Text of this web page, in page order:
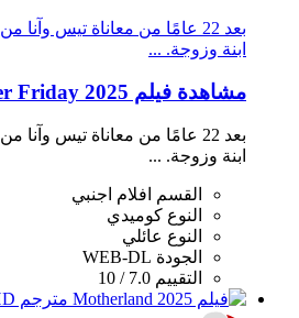
بعد 22 عامًا من معاناة تيس
ابنة وزوجة. ...
مشاهدة فيلم Freakier Friday 2025 مترجم
بعد 22 عامًا من معاناة تيس
ابنة وزوجة. ...
القسم
افلام اجنبي
النوع كوميدي
النوع عائلي
الجودة WEB-DL
التقييم 7.0 / 10